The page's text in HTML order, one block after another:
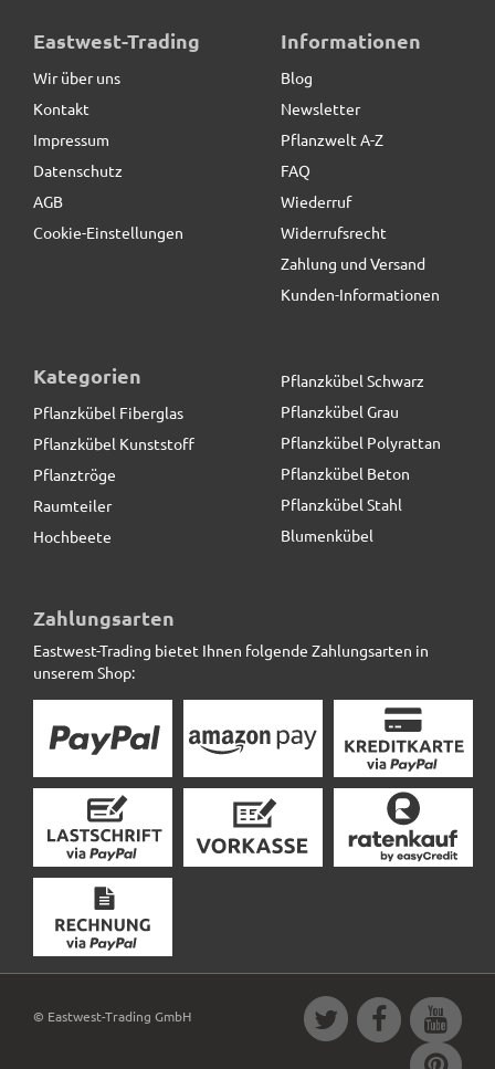
Wand-Pflanzkasten LINEA, anthrazit - jetzt reduziert
19,90 € *statt
naturfarben
15,12 € *
Eastwest-Trading
Wir über uns
Kontakt
Impressum
Datenschutz
AGB
Cookie-Einstellungen
Informationen
Blog
Newsletter
Pflanzwelt A-Z
FAQ
Wiederruf
Widerrufsrecht
Zahlung und Versand
Kunden-Informationen
Kategorien
Pflanzkübel Fiberglas
Pflanzkübel Kunststoff
Pflanztröge
Raumteiler
Hochbeete
Pflanzkübel Schwarz
Pflanzkübel Grau
Pflanzkübel Polyrattan
Pflanzkübel Beton
Pflanzkübel Stahl
Blumenkübel
Zahlungsarten
Eastwest-Trading bietet Ihnen folgende Zahlungsarten in
unserem Shop:
© Eastwest-Trading GmbH